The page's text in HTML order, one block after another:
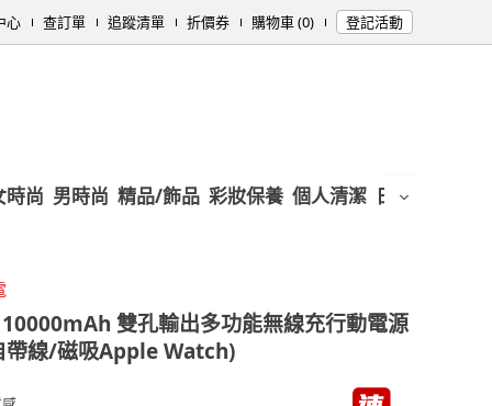
心 查訂單 追蹤清單 折價券 購物車 (0) 登記活動
時尚 男時尚 精品/飾品 彩妝保養 個人清潔 日用/紙品
雙孔輸出多功能無線充行動電源
帶線/磁吸Apple Watch)